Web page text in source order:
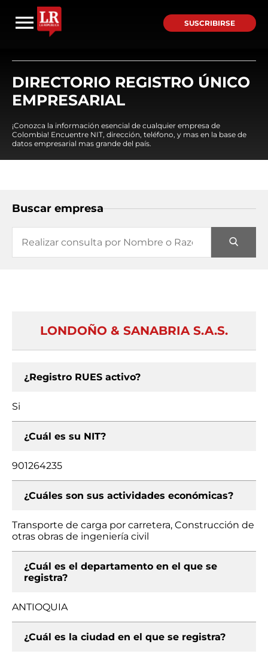
SUSCRIBIRSE
DIRECTORIO REGISTRO ÚNICO
EMPRESARIAL
¡Conozca la información esencial de cualquier empresa de
Colombia! Encuentre NIT, dirección, teléfono, y mas en la base de
datos empresarial mas grande del país.
Buscar empresa
LONDOÑO & SANABRIA S.A.S.
¿Registro RUES activo?
Si
¿Cuál es su NIT?
901264235
¿Cuáles son sus actividades económicas?
Transporte de carga por carretera, Construcción de
otras obras de ingeniería civil
¿Cuál es el departamento en el que se
registra?
ANTIOQUIA
¿Cuál es la ciudad en el que se registra?